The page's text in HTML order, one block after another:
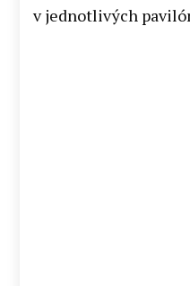
v jednotlivých